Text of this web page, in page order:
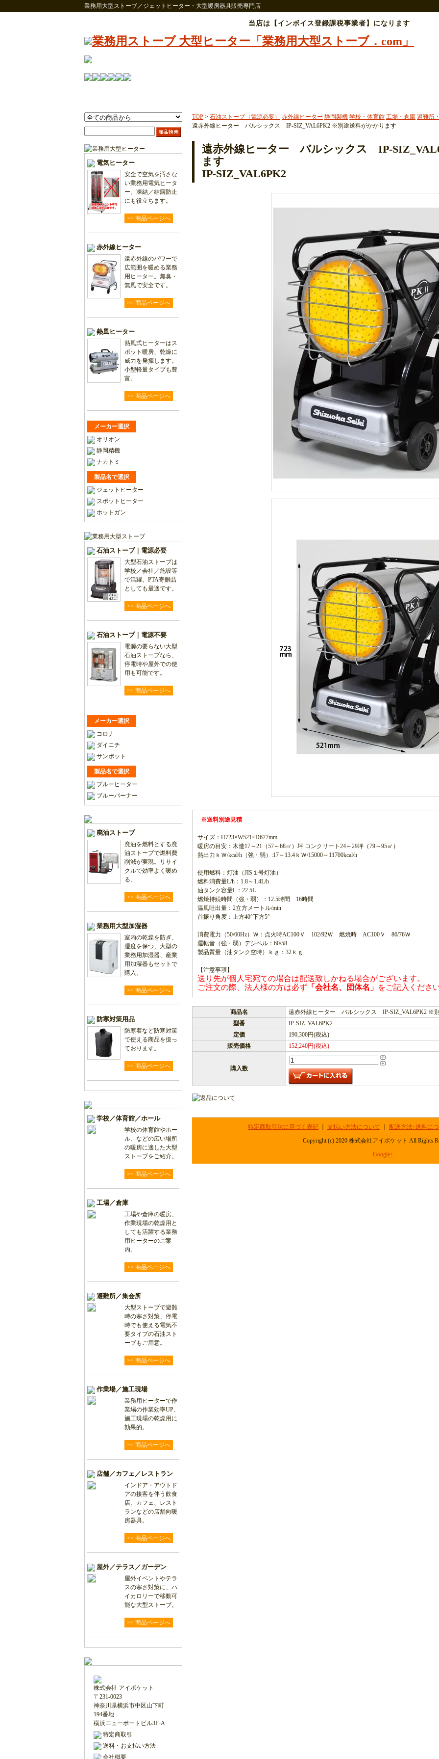
業務用大型ストーブ／ジェットヒーター・大型暖房器具販売専門店
当店は【インボイス登録課税事業者】になります
電気ヒーター
安全で空気を汚さな
い業務用電気ヒータ
ー。凍結／結露防止
にも役立ちます。
>> 商品ページへ
赤外線ヒーター
遠赤外線のパワーで
広範囲を暖める業務
用ヒーター。無臭・
無風で安全です。
>> 商品ページへ
熱風ヒーター
熱風式ヒーターはス
ポット暖房、乾燥に
威力を発揮します。
小型軽量タイプも豊
富。
>> 商品ページへ
メーカー選択
オリオン
静岡精機
ナカトミ
製品名で選択
ジェットヒーター
スポットヒーター
ホットガン
石油ストーブ｜電源必要
大型石油ストーブは
学校／会社／施設等
で活躍。PTA寄贈品
としても最適です。
>> 商品ページへ
石油ストーブ｜電源不要
電源の要らない大型
石油ストーブなら、
停電時や屋外での使
用も可能です。
>> 商品ページへ
メーカー選択
コロナ
ダイニチ
サンポット
製品名で選択
ブルーヒーター
ブルーバーナー
廃油ストーブ
廃油を燃料とする廃
油ストーブで燃料費
削減が実現。リサイ
クルで効率よく暖め
る。
>> 商品ページへ
業務用大型加湿器
室内の乾燥を防ぎ、
湿度を保つ、大型の
業務用加湿器、産業
用加湿器もセットで
購入。
>> 商品ページへ
防寒対策用品
防寒着など防寒対策
で使える商品を扱っ
ております。
>> 商品ページへ
学校／体育館／ホール
学校の体育館やホー
ル、などの広い場所
の暖房に適した大型
ストーブをご紹介。
>> 商品ページへ
工場／倉庫
工場や倉庫の暖房、
作業現場の乾燥用と
しても活躍する業務
用ヒーターのご案
内。
>> 商品ページへ
避難所／集会所
大型ストーブで避難
時の寒さ対策、停電
時でも使える電気不
要タイプの石油スト
ーブもご用意。
>> 商品ページへ
作業場／施工現場
業務用ヒーターで作
業場の作業効率UP、
施工現場の乾燥用に
効果的。
>> 商品ページへ
店舗／カフェ／レストラン
インドア・アウトド
アの接客を伴う飲食
店、カフェ、レスト
ランなどの店舗向暖
房器具。
>> 商品ページへ
屋外／テラス／ガーデン
屋外イベントやテラ
スの寒さ対策に、ハ
イカロリーで移動可
能な大型ストーブ。
>> 商品ページへ
株式会社 アイポケット
〒231-0023
神奈川県横浜市中区山下町
194番地
横浜ニューポートビル3F-A
特定商取引
送料・お支払い方法
会社概要
TOP > 石油ストーブ（電源必要） 赤外線ヒーター 静岡製機 学校・体育館 工場・倉庫 避難所
遠赤外線ヒーター バルシックス IP-SIZ_VAL6PK2 ※別途送料がかかります
遠赤外線ヒーター バルシックス IP-
ます
IP-SIZ_VAL6PK2
※送料別途見積
サイズ：H723×W521×D677mm
暖房の目安：木造17～21（57～68㎡）坪 コンクリート24～29坪（79～95㎡）
熱出力ｋＷ/kcal/h（強・弱）:17～13.4ｋＷ/15000～11700kcal/h
使用燃料：灯油（JIS１号灯油）
燃料消費量L/h：1.8～1.4L/h
油タンク容量L：22.5L
燃焼持続時間（強・弱）：12.5時間 16時間
温風吐出量：2立方メートル/min
首振り角度：上方40°下方5°
消費電力（50/60Hz）Ｗ：点火時AC100Ｖ 102/92Ｗ 燃焼時 AC100Ｖ 86/76Ｗ
運転音（強・弱）デシベル：60/58
製品質量（油タンク空時）ｋｇ：32ｋｇ
【注意事項】
送り先が個人宅宛ての場合は配送致しかねる場合がございます。
ご注文の際、法人様の方は必ず 「会社名、団体名」 をご記入ください
商品名
遠赤外線ヒーター バルシックス IP-SIZ_VAL6PK2 ※
型番
IP-SIZ_VAL6PK2
定価
190,300円(税込)
販売価格
152,240円(税込)
購入数
特定商取引法に基づく表記 支払い方法について 配送方法･送料に
Copyright (c) 2020 株式会社アイポケット All Rights
Google+